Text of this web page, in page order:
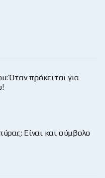
Όταν πρόκειται για
Είναι και σύμβολο